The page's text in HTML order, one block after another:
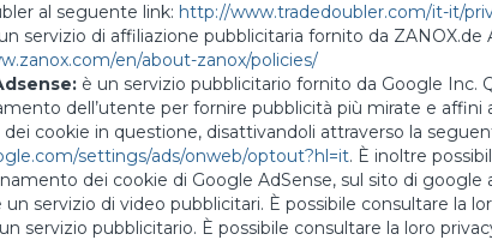
al seguente link: http://www.tradedoubler.com/it-it/
servizio di affiliazione pubblicitaria fornito da
en/about-zanox/policies/
è un servizio pubblicitario fornito da Google Inc.
dell’utente per fornire pubblicità più mirate e affini
dei cookie in questione, disattivandoli attraverso la
settings/ads/onweb/optout?hl=it. È inoltre
dei cookie di Google AdSense, sul sito di google
un servizio di video pubblicitari. È possibile consultare la
servizio pubblicitario. È possibile consultare la loro